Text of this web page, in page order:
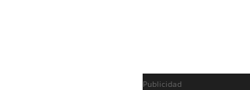
Publicidad